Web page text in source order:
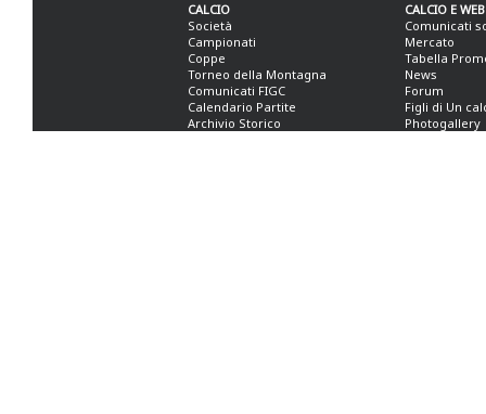
CALCIO
Società
Campionati
Coppe
Torneo della Montagna
Comunicati FIGC
Calendario Partite
Archivio Storico
CALCIO E WEB
Comunicati
Mercato
Tabella
News
Forum
Figli di Un
Photogallery